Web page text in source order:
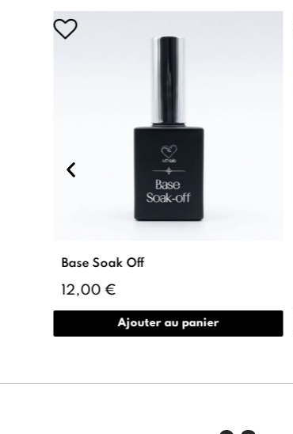
Base Soak Off
12,00 €
Ajouter au panier